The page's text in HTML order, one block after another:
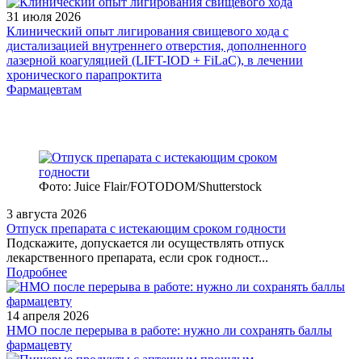
31 июля 2026
Клинический опыт лигирования свищевого хода с
дистализацией внутреннего отверстия, дополненного
лазерной коагуляцией (LIFT-IOD + FiLaC), в лечении
хронического парапроктита
Фармацевтам
Фото: Juice Flair/FOTODOM/Shutterstoсk
3 августа 2026
Отпуск препарата с истекающим сроком годности
Подскажите, допускается ли осуществлять отпуск
лекарственного препарата, если срок годност...
Подробнее
14 апреля 2026
НМО после перерыва в работе: нужно ли сохранять баллы
фармацевту